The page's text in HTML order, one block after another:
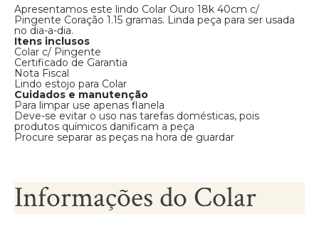
Apresentamos este lindo Colar Ouro 18k 40cm c/
Pingente Coração 1.15 gramas. Linda peça para ser usada
no dia-a-dia.
Itens inclusos
Colar c/ Pingente
Certificado de Garantia
Nota Fiscal
Lindo estojo para Colar
Cuidados e manutenção
Para limpar use apenas flanela
Deve-se evitar o uso nas tarefas domésticas, pois
produtos químicos danificam a peça
Procure separar as peças na hora de guardar
Informações do Colar